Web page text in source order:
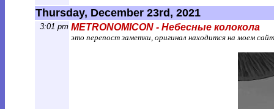
Thursday, December 23rd, 2021
3:01 pm METRONOMICON - Небесные колокола
это перепост заметки, оригинал находится на моем